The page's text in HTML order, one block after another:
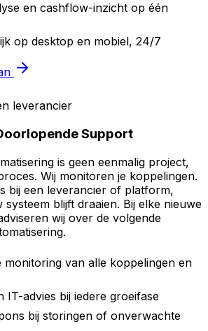
en cashflow-inzicht op één
op desktop en mobiel, 24/7
leverancier
Support
is geen eenmalig project,
Wij monitoren je koppelingen.
bij een leverancier of platform,
blijft draaien. Bij elke nieuwe
wij over de volgende
monitoring van alle koppelingen en
IT-advies bij iedere groeifase
bij storingen of onverwachte